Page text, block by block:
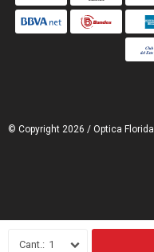
1
© Copyright 2026 / Optica Florida